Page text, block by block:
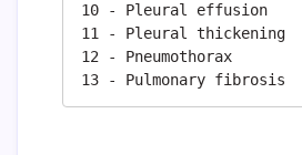
10 - Pleural effusion
11 - Pleural thickening
12 - Pneumothorax
13 - Pulmonary fibrosis